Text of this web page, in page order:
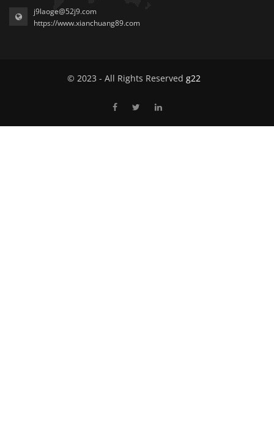
j9laoge@52j9.com
https://www.xianchuang89.com
© 2023 - All Rights Reserved g22